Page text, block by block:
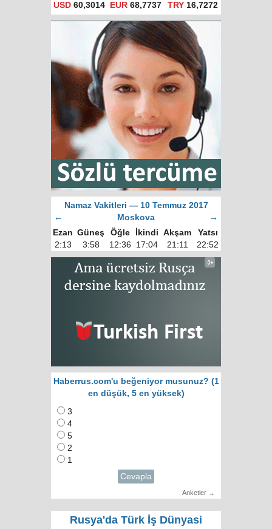
USD 60,3014 EUR 68,7737 TRY16,7272
Namaz Vakitleri — 10 Temmuz 2017
←
Moskova
→
Ezan Güneş Öğle İkindi Akşam
Yatsı
2:13
3:58 12:36 17:04 21:11 22:52
Haberrus.com'u beğeniyor musunuz? (1
en düşük, 5 en yüksek)
3
4
5
2
1
Cevapla
Anketler →
Rusya'da Türk İş Dünyasi